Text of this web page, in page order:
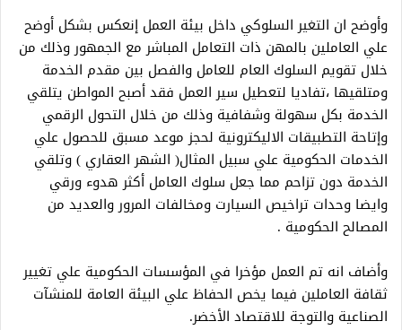
وأوضح ان التغير السلوكي داخل بيئة العمل إنعكس بشكل أوضح
علي العاملين بالمهن ذات التعامل المباشر مع الجمهور وذلك من
خلال تقويم السلوك العام للعامل والفصل بين مقدم الخدمة
ومتلقيها ،تفاديا لتعطيل سير العمل فقد أصبح المواطن يتلقي
الخدمة بكل سهولة وشفافية وذلك من خلال التحول الرقمي
وإتاحة التطبيقات الاليكترونية لحجز موعد مسبق للحصول علي
الخدمات الحكومية علي سبيل المثال( الشهر العقاري ) وتلقي
الخدمة دون تزاحم مما جعل سلوك العامل أكثر هدوء ورقي
وايضا وحدات تراخيص السيارت ومخالفات المرور والعديد من
المصالح الحكومية .
وأضاف انه تم العمل مؤخرا في المؤسسات الحكومية علي تغيير
ثقافة العاملين فيما يخص الحفاظ علي البيئة العامة للمنشآت
الصناعية والتوجة للاقتصاد الأخضر.